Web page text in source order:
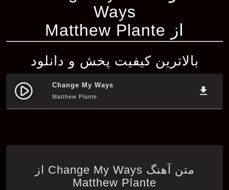
Ways
از Matthew Plante
بالاترین کیفیت پخش و دانلود
play_circle_filled Change My Ways
Matthew Plante file_download
متن آهنگ Change My Ways از
Matthew Plante